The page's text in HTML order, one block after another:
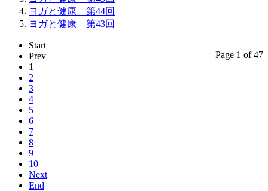
ヨガと健康 第44回
ヨガと健康 第43回
Page 1 of 47
Start
Prev
1
2
3
4
5
6
7
8
9
10
Next
End